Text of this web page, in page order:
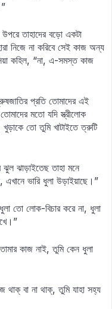
তাহাদের বড়ো একটা
নিজে না করিবে সেই কাজ অন্য
কহিল, “না, এ-সমস্ত কাজ
প্রতি তোমাদের এই
মতো যদি স্ত্রীলোক
তো তুমি খাটাইতে ত্রুটি
ঝুল ঝাড়াইতেছ তাহা মনে
ভারি ধুলা উড়াইয়াছে।”
তো লোক-বিচার করে না, ধুলা
কাজ নাই, তুমি কেন ধুলা
থাক্‌ বা না থাক্‌, তুমি যাহা সহ্য